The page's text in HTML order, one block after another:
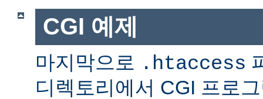
CGI 예제
마지막으로 .htaccess
디렉토리에서 CGI 프로